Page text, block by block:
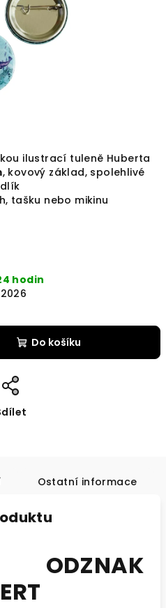
ilustrací tuleně Huberta
, kovový základ, spolehlivé
tašku nebo mikinu
hodin
Do košíku
Ostatní informace
ODZNAK